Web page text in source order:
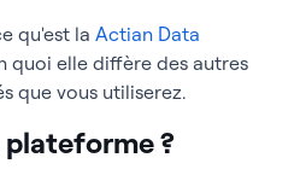
qu'est la Actian Data
quoi elle diffère des autres
que vous utiliserez.
?